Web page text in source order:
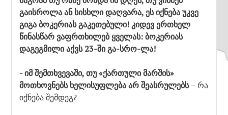
გაისროლა ან სისხლი დაღვარა, ეს იქნება უკვე
გიგა ბოკერიას გაკეთებული! კიდევ ერთხელ
წინასწარ ვაფრთხილებ ყველას: ბოკერიას
დაგეგმილი აქვს 23-ში გა-სრო-ლა!
- იმ შემთხვევაში, თუ «ქართული მარშის»
მოთხოვნებს ხელისუფლება არ შეასრულებს– რა
იქნება შემდეგ?